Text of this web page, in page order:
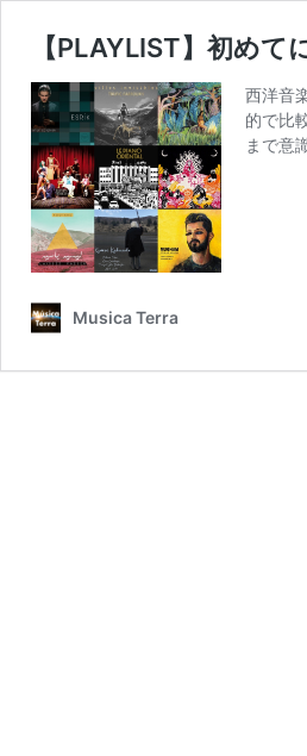
【PLAYLIST】初め
西洋音
的で比
まで意
Musica Terra